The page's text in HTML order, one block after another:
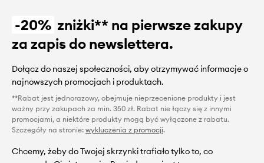
-20% zniżki** na pierwsze zakupy
za zapis do newslettera.
Dołącz do naszej społeczności, aby otrzymywać informacje o
najnowszych promocjach i produktach.
**Rabat jest jednorazowy, obejmuje nieprzecenione produkty i jest
ważny przy zakupach za min. 350 zł. Rabat nie łączy się z innymi
promocjami, a niektóre produkty mogą być wyłączone z rabatu.
Szczegóły na stronie: wykluczenia z promocji.
Chcemy, żeby do Twojej skrzynki trafiało tylko to, co